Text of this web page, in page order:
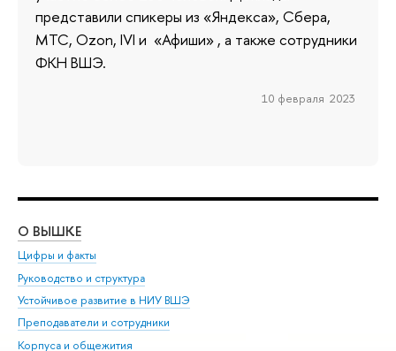
представили спикеры из «Яндекса», Сбера,
МТС, Ozon, IVI и «Афиши» , а также сотрудники
ФКН ВШЭ.
10 февраля 2023
О ВЫШКЕ
Цифры и факты
Руководство и структура
Устойчивое развитие в НИУ ВШЭ
Преподаватели и сотрудники
Корпуса и общежития